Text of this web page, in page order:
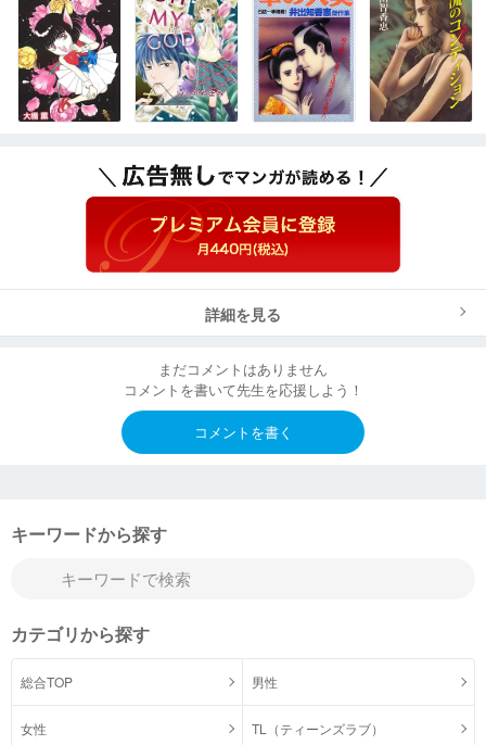
詳細を見る
まだコメントはありません
コメントを書いて先生を応援しよう！
コメントを書く
キーワードから探す
カテゴリから探す
総合TOP 男性
女性 TL（ティーンズラブ）